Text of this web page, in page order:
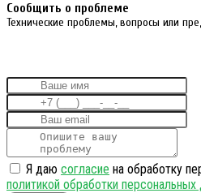
Cообщить о проблеме
Технические проблемы, вопросы или
Я даю согласие на обработку
политикой обработки персональных